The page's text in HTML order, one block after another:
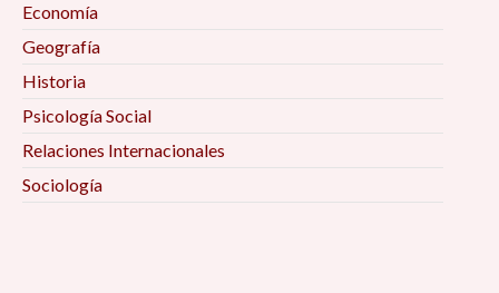
Aportes y trayectorias del trabajo femenino en
la industria del vino. Retos y perspectivas, 11:00
am
Las nanotecnologías en México, 11:00 am
Economía
Geografía
Historia
Psicología Social
Relaciones Internacionales
Sociología